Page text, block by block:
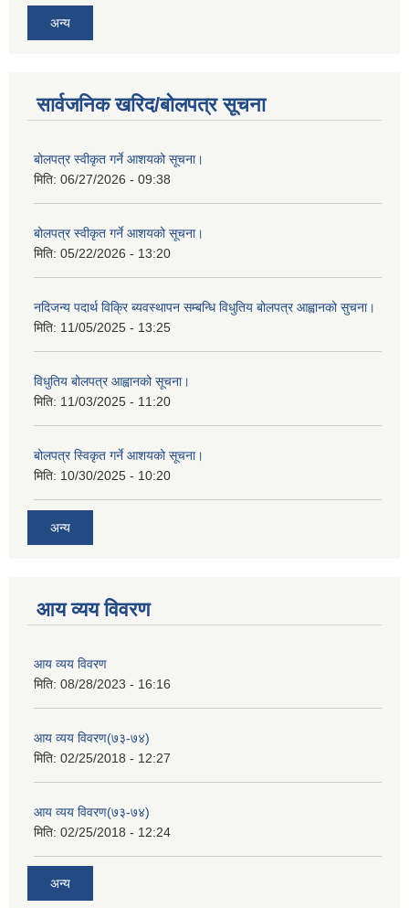
अन्य
सार्वजनिक खरिद/बोलपत्र सूचना
बोलपत्र स्वीकृत गर्ने आशयको सूचना।
मिति: 06/27/2026 - 09:38
बोलपत्र स्वीकृत गर्ने आशयको सूचना।
मिति: 05/22/2026 - 13:20
नदिजन्य पदार्थ विक्रि ब्यवस्थापन सम्बन्धि विधुतिय बोलपत्र आह्वानको सुचना।
मिति: 11/05/2025 - 13:25
विधुतिय बोलपत्र आह्वानको सूचना।
मिति: 11/03/2025 - 11:20
बोलपत्र स्विकृत गर्ने आशयको सूचना।
मिति: 10/30/2025 - 10:20
अन्य
आय व्यय विवरण
आय व्यय विवरण
मिति: 08/28/2023 - 16:16
आय व्यय विवरण(७३-७४)
मिति: 02/25/2018 - 12:27
आय व्यय विवरण(७३-७४)
मिति: 02/25/2018 - 12:24
अन्य